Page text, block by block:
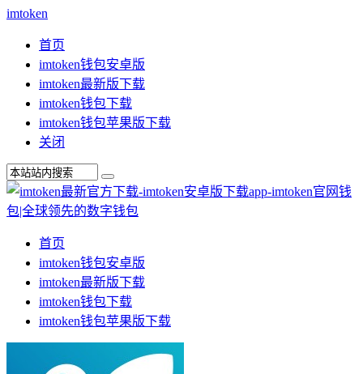
imtoken
首页
imtoken钱包安卓版
imtoken最新版下载
imtoken钱包下载
imtoken钱包苹果版下载
关闭
首页
imtoken钱包安卓版
imtoken最新版下载
imtoken钱包下载
imtoken钱包苹果版下载